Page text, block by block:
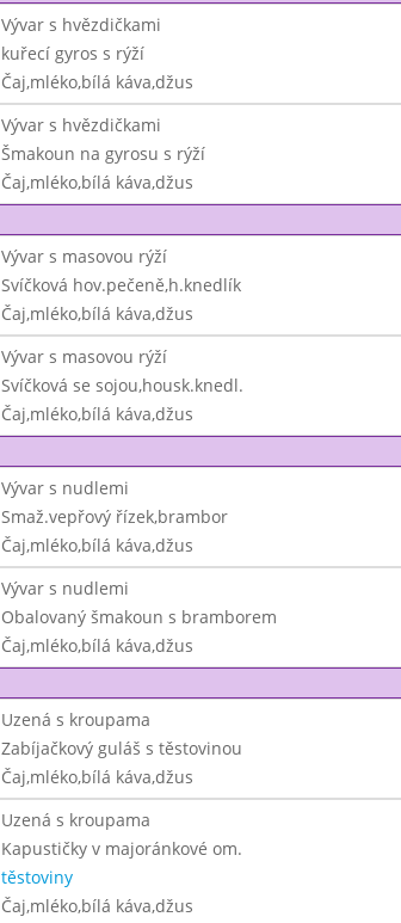
Vývar s hvězdičkami
kuřecí gyros s rýží
Čaj,mléko,bílá káva,džus
Vývar s hvězdičkami
Šmakoun na gyrosu s rýží
Čaj,mléko,bílá káva,džus
Vývar s masovou rýží
Svíčková hov.pečeně,h.knedlík
Čaj,mléko,bílá káva,džus
Vývar s masovou rýží
Svíčková se sojou,housk.knedl.
Čaj,mléko,bílá káva,džus
Vývar s nudlemi
Smaž.vepřový řízek,brambor
Čaj,mléko,bílá káva,džus
Vývar s nudlemi
Obalovaný šmakoun s bramborem
Čaj,mléko,bílá káva,džus
Uzená s kroupama
Zabíjačkový guláš s těstovinou
Čaj,mléko,bílá káva,džus
Uzená s kroupama
Kapustičky v majoránkové om.
těstoviny
Čaj,mléko,bílá káva,džus